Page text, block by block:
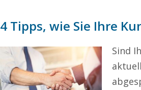
4 Tipps, wie Sie Ihre
Sind